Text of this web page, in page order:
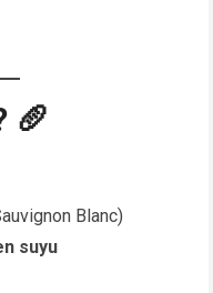
🥖
Blanc)
suyu